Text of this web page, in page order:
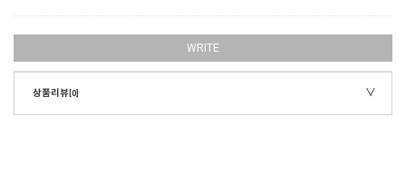
WRITE
상품리뷰[0]